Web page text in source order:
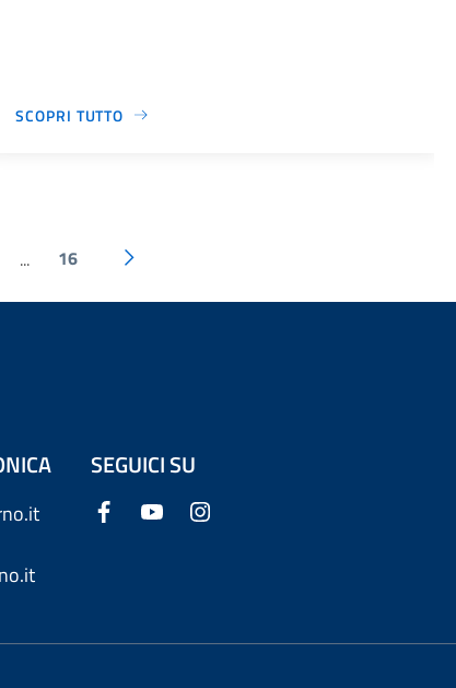
SCOPRI TUTTO
... 16
SEGUICI SU